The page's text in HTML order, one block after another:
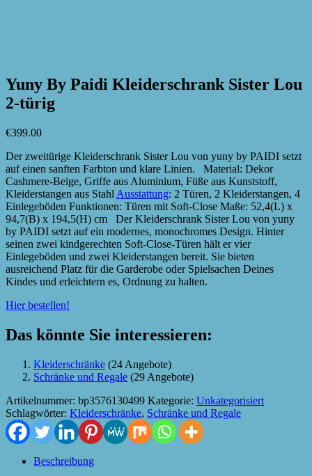
Yuny By Paidi Kleiderschrank Sister Lou
2-türig
€399.00
Der zweitürige Kleiderschrank Sister Lou von yuny by PAIDI setzt
auf einen sanften Farbton und klare Linien. Material: Dekor
Cashmere-Beige, Griffe aus Aluminium, Füße aus Kunststoff,
Kleiderstangen aus Stahl Ausstattung: 2 Türen, 2 Kleiderstangen, 4
Einlegeböden Funktionen: Türen mit Soft-Close Maße: 52,4(L) x
94,7(B) x 194,5(H) cm Der Kleiderschrank Sister Lou von yuny
by PAIDI setzt auf ein modernes, monochromes Design. Hinter
seinen zwei kindgerechten Soft-Close-Türen hält er vier
Einlegeböden und zwei Kleiderstangen bereit. Sie bieten
ausreichend Platz für die Garderobe oder Spielsachen Deines
Kindes und erleichtern es, Ordnung zu halten.
Hier bestellen!
Das könnte Sie interessieren:
Kleiderschränke (24 Angebote)
Schränke und Regale (29 Angebote)
Artikelnummer: bp3576130499 Kategorie: Unkategorisiert
Schlagwörter: Kleiderschränke, Schränke und Regale
Beschreibung